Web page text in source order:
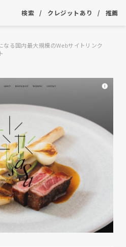
検索 クレジットあり 推薦
る国内最大規模のWebサイトリンク